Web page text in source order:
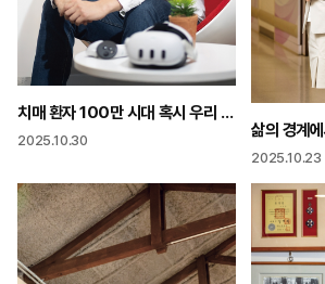
치매 환자 100만 시대 혹시 우리 부모님도? “전화로 1분 만에 고위험군 찾아냅니다”
2025.10.30
2025.10.23